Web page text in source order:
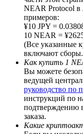
BTC Welcome
Deposit & Trade
Deposit
Share 500000
NEAR Protocol в
примеров:
¥10 JPY =
10 NEAR =
(Все указанные
включают
Как купить 1
Вы можете
ведущей
руководство по
инструкций по
подтверждению
заказа.
Какие